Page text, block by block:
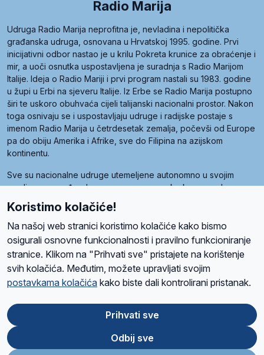
Radio Marija
Udruga Radio Marija neprofitna je, nevladina i nepolitička
građanska udruga, osnovana u Hrvatskoj 1995. godine. Prvi
inicijativni odbor nastao je u krilu Pokreta krunice za obraćenje i
mir, a uoči osnutka uspostavljena je suradnja s Radio Marijom
Italije. Ideja o Radio Mariji i prvi program nastali su 1983. godine
u župi u Erbi na sjeveru Italije. Iz Erbe se Radio Marija postupno
širi te uskoro obuhvaća cijeli talijanski nacionalni prostor. Nakon
toga osnivaju se i uspostavljaju udruge i radijske postaje s
imenom Radio Marija u četrdesetak zemalja, počevši od Europe
pa do obiju Amerika i Afrike, sve do Filipina na azijskom
kontinentu.
Sve su nacionalne udruge utemeljene autonomno u svojim
zemljama, a međusobna su povezane preko krovne udruge
pod nazivom Svjetska obitelj Radio Marije (World Family of
Radio Maria). Svjetsku obitelj utemeljilo je sedam članica, među
kojima je i hrvatska Udruga Radio Marija.
O namaRadio ProgramVolonteriPrijateljiKontaktPravila privatnosti
Ova stranica je zaštićena Google reCAPTCHA sustavom
Store
Google
Play
Koristimo kolačiće!
Na našoj web stranici koristimo kolačiće kako bismo
osigurali osnovne funkcionalnosti i pravilno funkcioniranje
stranice. Klikom na "Prihvati sve" pristajete na korištenje
svih kolačića. Međutim, možete upravljati svojim
postavkama kolačića kako biste dali kontrolirani pristanak.
Prihvati sve
Odbij sve